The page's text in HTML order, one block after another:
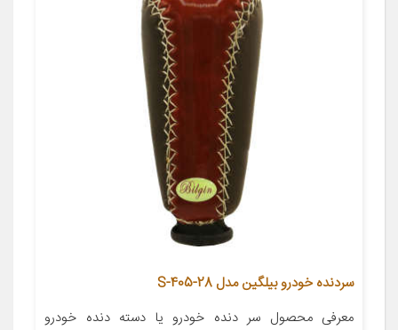
سردنده خودرو بیلگین مدل S-405-28
معرفی محصول سر دنده خودرو یا دسته دنده خودرو